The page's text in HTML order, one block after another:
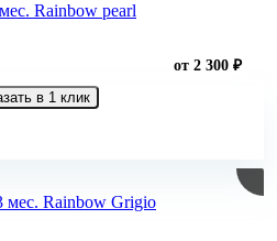
Rainbow pearl
от 2 300 ₽
в 1 клик